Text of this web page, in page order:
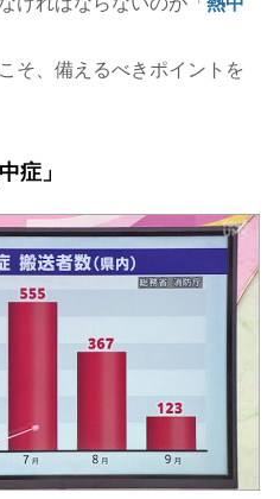
そ、備えるべきポイントを
症」